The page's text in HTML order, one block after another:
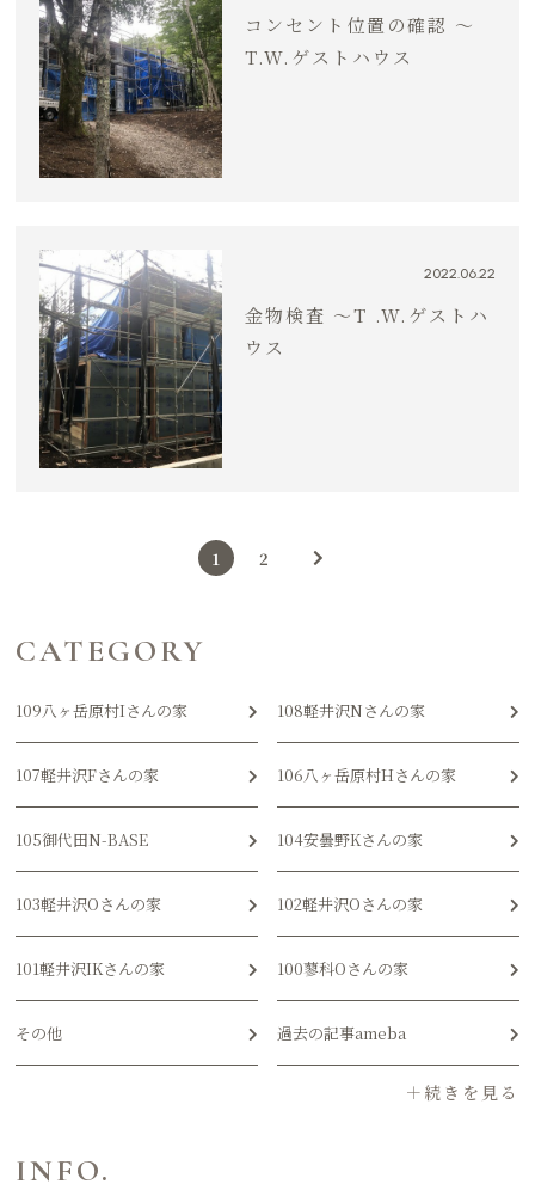
コンセント位置の確認 〜
T.W.ゲストハウス
2022.06.22
金物検査 〜T .W.ゲストハ
ウス
1 2
CATEGORY
109八ヶ岳原村Iさんの家 108軽井沢Nさんの家
107軽井沢Fさんの家 106八ヶ岳原村Hさんの家
105御代田N-BASE 104安曇野Kさんの家
103軽井沢Oさんの家 102軽井沢Oさんの家
101軽井沢IKさんの家 100蓼科Oさんの家
その他 過去の記事ameba
INFO.